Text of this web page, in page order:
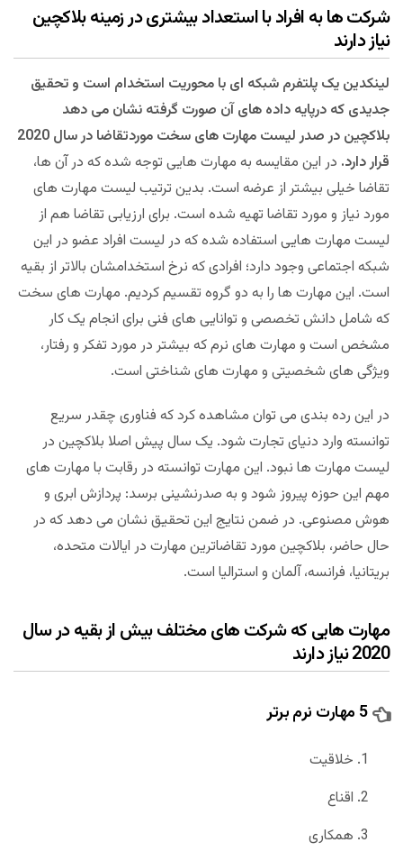
شرکت ها به افراد با استعداد بیشتری در زمینه بلاکچین
نیاز دارند
لینکدین یک پلتفرم شبکه ای با محوریت استخدام است و تحقیق
جدیدی که درپایه داده های آن صورت گرفته نشان می دهد
بلاکچین در صدر لیست مهارت های سخت موردتقاضا در سال 2020
قرار دارد. در این مقایسه به مهارت هایی توجه شده که در آن ها،
تقاضا خیلی بیشتر از عرضه است. بدین ترتیب لیست مهارت های
مورد نیاز و مورد تقاضا تهیه شده است. برای ارزیابی تقاضا هم از
لیست مهارت هایی استفاده شده که در لیست افراد عضو در این
شبکه اجتماعی وجود دارد؛ افرادی که نرخ استخدامشان بالاتر از بقیه
است. این مهارت ها را به دو گروه تقسیم کردیم. مهارت های سخت
که شامل دانش تخصصی و توانایی های فنی برای انجام یک کار
مشخص است و مهارت های نرم که بیشتر در مورد تفکر و رفتار،
ویژگی های شخصیتی و مهارت های شناختی است.
در این رده بندی می توان مشاهده کرد که فناوری چقدر سریع
توانسته وارد دنیای تجارت شود. یک سال پیش اصلا بلاکچین در
لیست مهارت ها نبود. این مهارت توانسته در رقابت با مهارت های
مهم این حوزه پیروز شود و به صدرنشینی برسد: پردازش ابری و
هوش مصنوعی. در ضمن نتایج این تحقیق نشان می دهد که در
حال حاضر، بلاکچین مورد تقاضاترین مهارت در ایالات متحده،
بریتانیا، فرانسه، آلمان و استرالیا است.
مهارت هایی که شرکت های مختلف بیش از بقیه در سال
2020 نیاز دارند
5 مهارت نرم برتر
خلاقیت
اقناع
همکاری